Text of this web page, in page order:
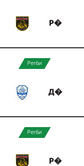
Р�
Регби
Д�
Регби
Р�